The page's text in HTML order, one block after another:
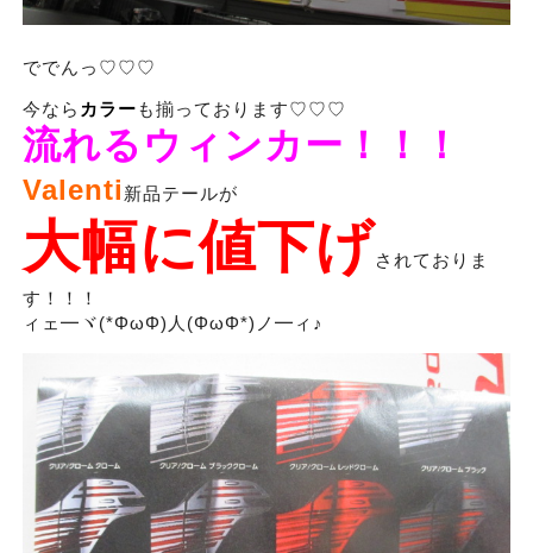
ででんっ♡♡♡
今なら カラー も揃っております♡♡♡
流れるウィンカー！！！
Valenti 新品テールが
大幅に値下げされておりま
す！！！
ィェ━ヾ(*ΦωΦ)人(ΦωΦ*)ノ━ィ♪